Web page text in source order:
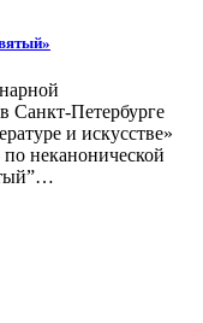
Санкт-Петербурге
и искусстве»
неканонической